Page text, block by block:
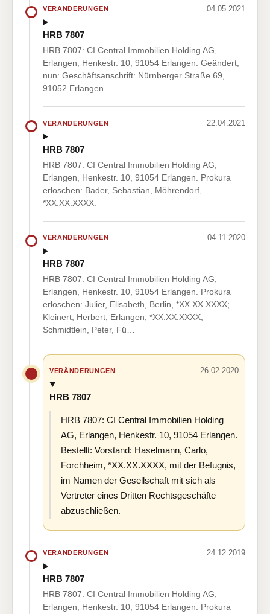
VERÄNDERUNGEN 04.05.2021
HRB 7807
HRB 7807: CI Central Immobilien Holding AG,
Erlangen, Henkestr. 10, 91054 Erlangen. Geändert,
nun: Geschäftsanschrift: Nürnberger Straße 69,
91052 Erlangen.
VERÄNDERUNGEN 22.04.2021
HRB 7807
HRB 7807: CI Central Immobilien Holding AG,
Erlangen, Henkestr. 10, 91054 Erlangen. Prokura
erloschen: Bader, Sebastian, Möhrendorf,
*XX.XX.XXXX.
VERÄNDERUNGEN 04.11.2020
HRB 7807
HRB 7807: CI Central Immobilien Holding AG,
Erlangen, Henkestr. 10, 91054 Erlangen. Prokura
erloschen: Julier, Elisabeth, Berlin, *XX.XX.XXXX;
Kleinert, Herbert, Erlangen, *XX.XX.XXXX;
Schmidtlein, Peter, Fü…
VERÄNDERUNGEN 26.02.2020
HRB 7807
HRB 7807: CI Central Immobilien Holding
AG, Erlangen, Henkestr. 10, 91054 Erlangen.
Bestellt: Vorstand: Haselmann, Carlo,
Forchheim, *XX.XX.XXXX, mit der Befugnis,
im Namen der Gesellschaft mit sich als
Vertreter eines Dritten Rechtsgeschäfte
abzuschließen.
VERÄNDERUNGEN 24.12.2019
HRB 7807
HRB 7807: CI Central Immobilien Holding AG,
Erlangen, Henkestr. 10, 91054 Erlangen. Prokura